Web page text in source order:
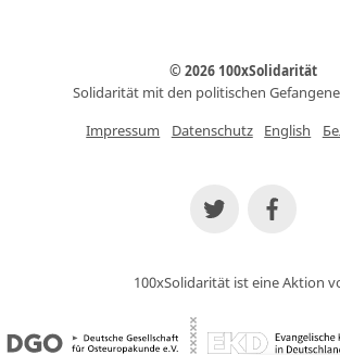
© 2026 100xSolidarität
Solidarität mit den politischen
Impressum
Datenschutz English
100xSolidarität ist eine Aktion